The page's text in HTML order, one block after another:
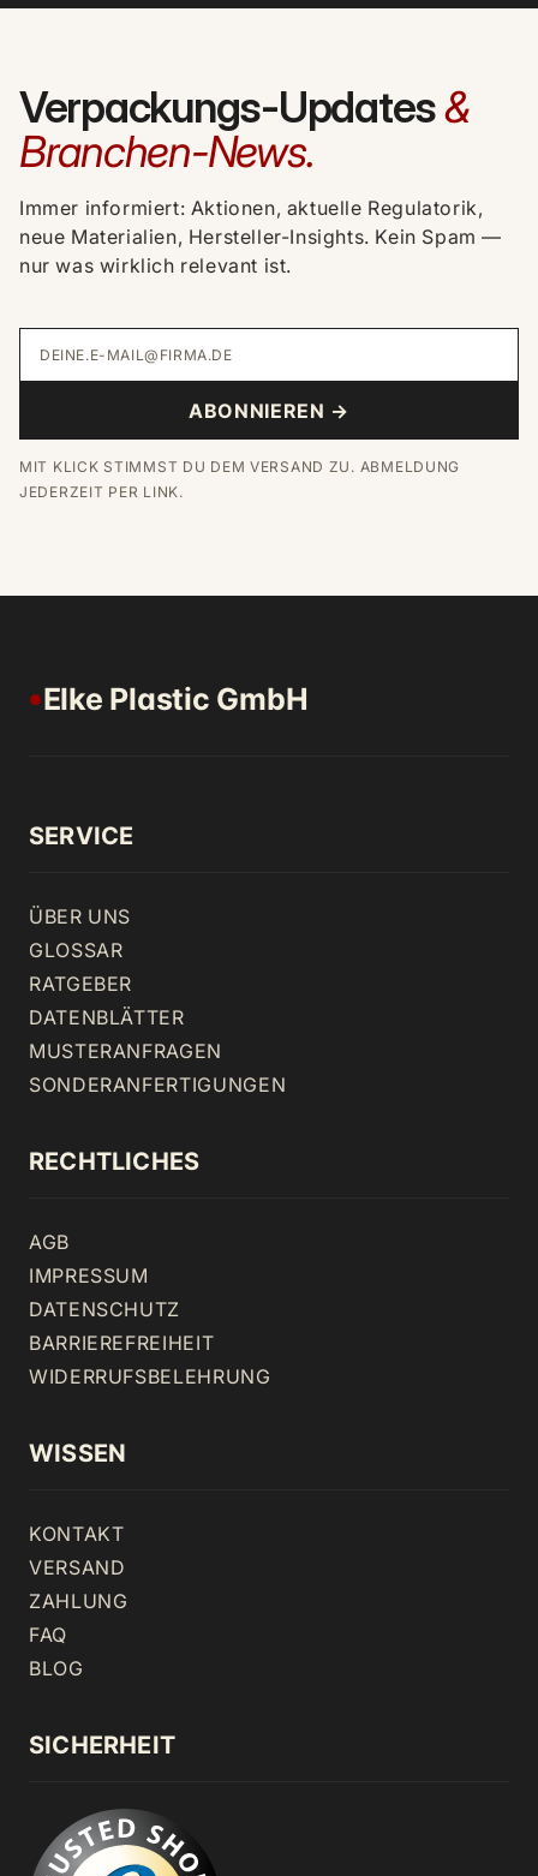
Verpackungs-Updates&
Branchen-News.
Immer informiert: Aktionen, aktuelle Regulatorik,
neue Materialien, Hersteller-Insights. Kein Spam —
nur was wirklich relevant ist.
ABONNIEREN →
MIT KLICK STIMMST DU DEM VERSAND ZU. ABMELDUNG
JEDERZEIT PER LINK.
● Elke Plastic GmbH
SERVICE
ÜBER UNS
GLOSSAR
RATGEBER
DATENBLÄTTER
MUSTERANFRAGEN
SONDERANFERTIGUNGEN
RECHTLICHES
AGB
IMPRESSUM
DATENSCHUTZ
BARRIEREFREIHEIT
WIDERRUFSBELEHRUNG
WISSEN
KONTAKT
VERSAND
ZAHLUNG
FAQ
BLOG
SICHERHEIT